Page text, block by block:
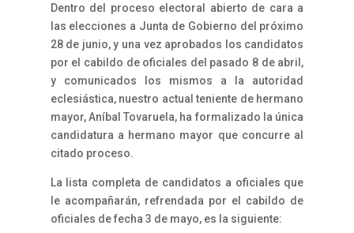
Dentro del proceso electoral abierto de cara a
las elecciones a Junta de Gobierno del próximo
28 de junio, y una vez aprobados los candidatos
por el cabildo de oficiales del pasado 8 de abril,
y comunicados los mismos a la autoridad
eclesiástica, nuestro actual teniente de hermano
mayor, Aníbal Tovaruela, ha formalizado la única
candidatura a hermano mayor que concurre al
citado proceso.
La lista completa de candidatos a oficiales que
le acompañarán, refrendada por el cabildo de
oficiales de fecha 3 de mayo, es la siguiente: